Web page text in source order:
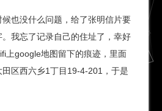
也没什么问题，给了张明信片要
我忘了记录自己的住址了，幸好
上google地图留下的痕迹，里面
区西六乡1丁目19-4-201，于是